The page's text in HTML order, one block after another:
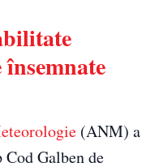
însemnate
(ANM) a
Galben de